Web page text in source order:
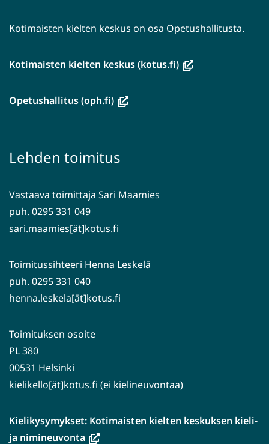
Kotimaisten kielten keskus on osa Opetushallitusta.
Kotimaisten kielten keskus (kotus.fi)(avautuu
Opetushallitus (oph.fi)(avautuu
toiseen
Lehden toimitus
Vastaava toimittaja Sari Maamies
puh. 0295 331 049
sari.maamies[ät]kotus.fi
Toimitussihteeri Henna Leskelä
puh. 0295 331 040
henna.leskela[ät]kotus.fi
Toimituksen osoite
PL 380
00531 Helsinki
kielikello[ät]kotus.fi (ei kielineuvontaa)
Kielikysymykset: Kotimaisten kielten keskuksen kieli-
ja nimineuvonta(avautuu